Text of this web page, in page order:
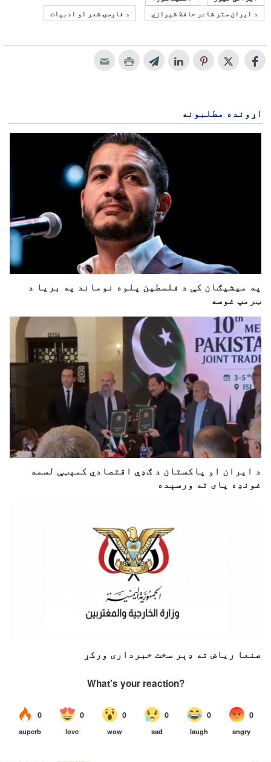
د ایران ستر شاعر حافظ شیرازي
د فارسۍ شعر او ادبیات
اړونده مطلبونه
په میشیګان کې د فلسطین پلوه نوماند په بریا د
ټرمپ غوسه
د ایران او پاکستان د ګډې اقتصادي کمېټې لسمه
غونډه پای ته ورسېده
صنعا ریاض ته ډېر سخت خبرداری ورکړ